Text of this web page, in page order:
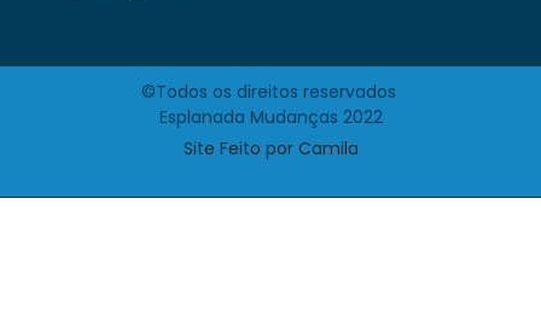
©Todos os direitos reservados
Esplanada Mudanças 2022
Site Feito por Camila